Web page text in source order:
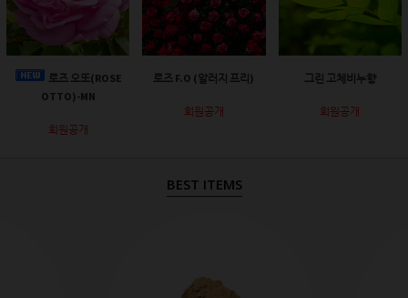
로즈 오또(ROSE
OTTO)-MN
회원공개
로즈 F.O (알러지 프리)
회원공개
그린 고체비누향
회원공개
BEST ITEMS